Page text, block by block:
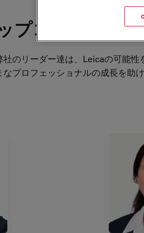
プコーナー
のリーダー達は、Leicaの可能性
プロフェッショナルの成長を助